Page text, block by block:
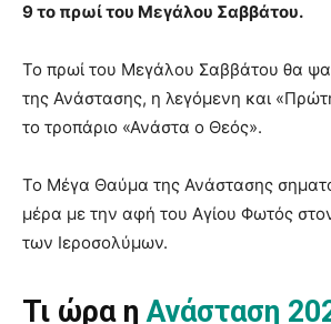
9 το πρωί του Μεγάλου Σαββάτου.
Το πρωί του Μεγάλου Σαββάτου θα
της Ανάστασης, η λεγόμενη και
το τροπάριο «Ανάστα ο Θεός».
Το Μέγα Θαύμα της Ανάστασης
μέρα με την αφή του Αγίου Φωτός
των Ιεροσολύμων.
Τι ώρα ηΑνάσταση